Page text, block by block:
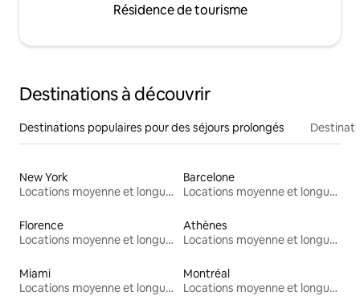
Résidence de tourisme
Destinations à découvrir
Destinations populaires pour des séjours prolongés
New York
Locations moyenne et longue durée
Barcelone
Locations moyenne et longue durée
Florence
Locations moyenne et longue durée
Athènes
Locations moyenne et longue durée
Miami
Locations moyenne et longue durée
Montréal
Locations moyenne et longue durée